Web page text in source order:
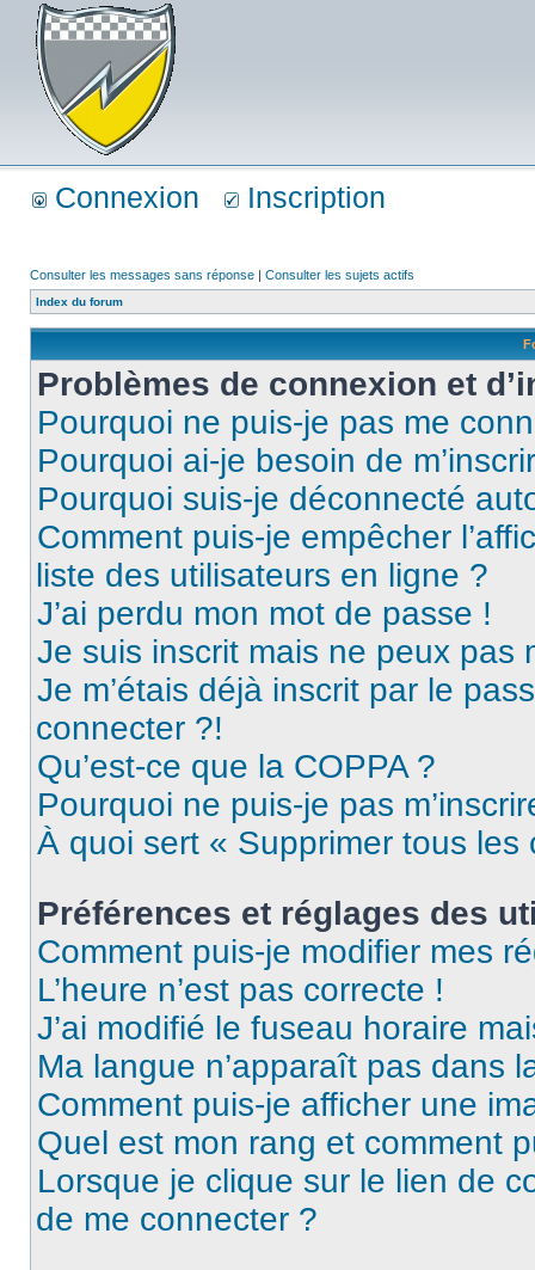
Connexion Inscription
Consulter les messages sans réponse | Consulter les sujets actifs
Index du forum
Problèmes de connexion et
Pourquoi ne puis-je pas me
Pourquoi ai-je besoin de
Pourquoi suis-je déconnecté
Comment puis-je empêcher
liste des utilisateurs en ligne ?
J’ai perdu mon mot de passe !
Je suis inscrit mais ne peux pas
Je m’étais déjà inscrit par le
connecter ?!
Qu’est-ce que la COPPA ?
Pourquoi ne puis-je pas
À quoi sert « Supprimer tous les
Préférences et réglages des
Comment puis-je modifier mes
L’heure n’est pas correcte !
J’ai modifié le fuseau horaire
Ma langue n’apparaît pas dans
Comment puis-je afficher une
Quel est mon rang et comment
Lorsque je clique sur le lien de
de me connecter ?